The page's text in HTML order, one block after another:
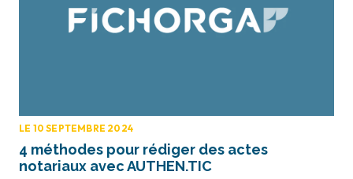
LE 10 SEPTEMBRE 2024
4 méthodes pour rédiger des actes
notariaux avec AUTHEN.TIC